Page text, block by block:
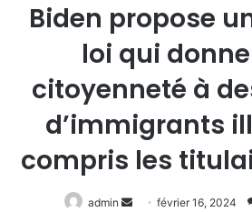
Biden propose
loi qui
citoyenneté à
d’immigrants
compris les
admin
Envoyerfévrier 16, 2024